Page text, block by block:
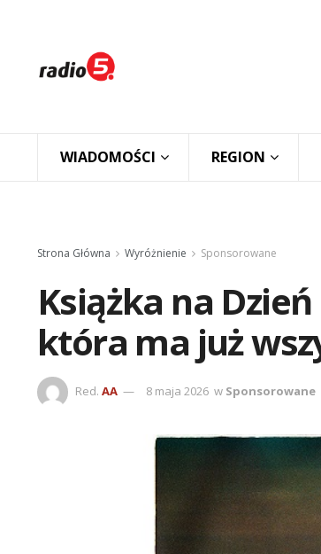
WIADOMOŚCI REGION
Strona Główna Wyróżnienie Sponsorowane
Książka na
która ma już
Red. AA 8 maja 2026 w Sponsorowane